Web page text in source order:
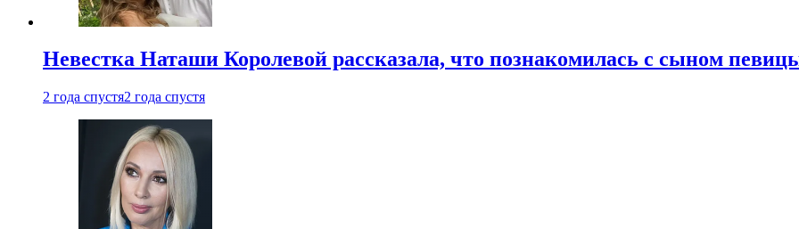
Невестка Наташи Королевой рассказала, что познакомилась с сыном
2 года спустя2 года спустя